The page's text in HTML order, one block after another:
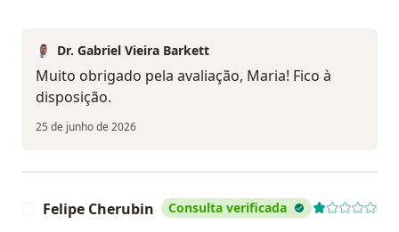
Dr. Gabriel Vieira Barkett
Muito obrigado pela avaliação, Maria! Fico à
disposição.
25 de junho de 2026
Felipe Cherubin Consulta verificada